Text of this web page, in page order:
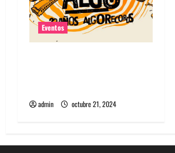
Eventos
admin octubre 21, 2024